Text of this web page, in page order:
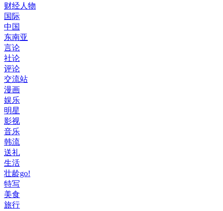
财经人物
国际
中国
东南亚
言论
社论
评论
交流站
漫画
娱乐
明星
影视
音乐
韩流
送礼
生活
壮龄go!
特写
美食
旅行